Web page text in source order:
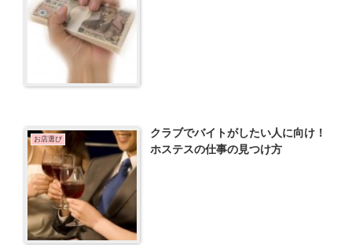
お店選び
クラブでバイトがしたい人に向け！
ホステスの仕事の見つけ方